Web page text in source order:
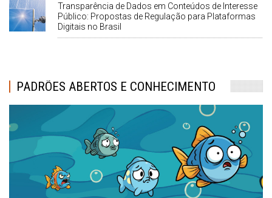
Transparência de Dados em Conteúdos de Interesse
Público: Propostas de Regulação para Plataformas
Digitais no Brasil
PADRÕES ABERTOS E CONHECIMENTO